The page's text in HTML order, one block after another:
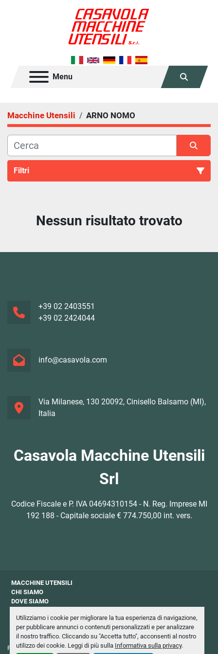
Utilizziamo i cookie per migliorare la tua esperienza di navigazione,
per pubblicare annunci o contenuti personalizzati e per analizzare
il nostro traffico. Cliccando su "Accetta tutto", acconsenti al nostro
utilizzo dei cookie. Leggi di più sulla Informativa sulla privacy.
Menu
Cerca
Macchine Utensili ARNO NOMO
Filtri
Ordina per
Nessun risultato trovato
+39 02 2403551
+39 02 2424044
info@casavola.com
Via Milanese, 130 20092, Cinisello Balsamo (MI),
Italia
Casavola Macchine Utensili
Srl
Codice Fiscale e P. IVA 04694310154 - N. Reg. Imprese MI
192 188 - Capitale sociale € 774.750,00 int. vers.
MACCHINE UTENSILI
CHI SIAMO
DOVE SIAMO
PRIVACY
NEWSLETTER
Personalizza le preferenze sui Cookies